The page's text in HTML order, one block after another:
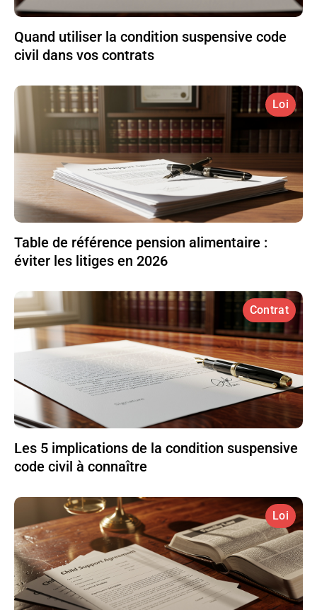
Quand utiliser la condition suspensive code
civil dans vos contrats
Loi
Table de référence pension alimentaire :
éviter les litiges en 2026
Contrat
Les 5 implications de la condition suspensive
code civil à connaître
Loi